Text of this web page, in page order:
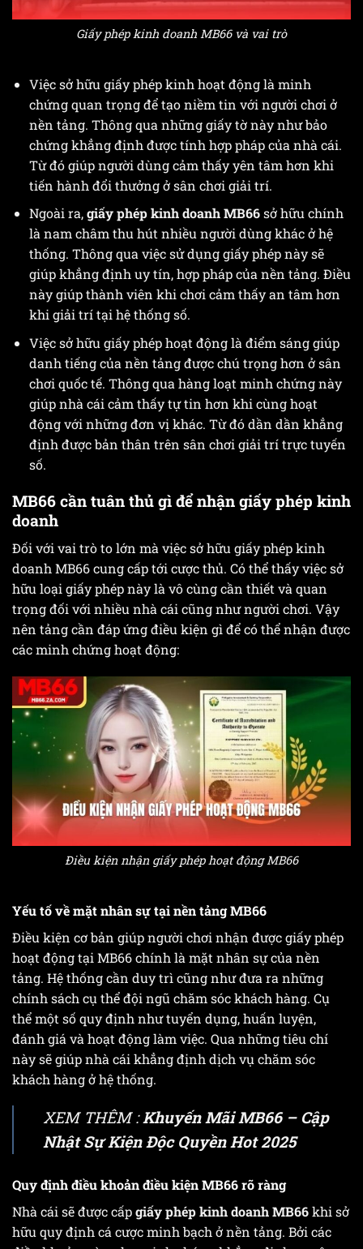
Giấy phép kinh doanh MB66 và vai trò
Việc sở hữu giấy phép kinh hoạt động là minh
chứng quan trọng để tạo niềm tin với người chơi ở
nền tảng. Thông qua những giấy tờ này như bảo
chứng khẳng định được tính hợp pháp của nhà cái.
Từ đó giúp người dùng cảm thấy yên tâm hơn khi
tiến hành đổi thưởng ở sân chơi giải trí.
Ngoài ra,giấy phép kinh doanh MB66sở hữu chính
là nam châm thu hút nhiều người dùng khác ở hệ
thống. Thông qua việc sử dụng giấy phép này sẽ
giúp khẳng định uy tín, hợp pháp của nền tảng. Điều
này giúp thành viên khi chơi cảm thấy an tâm hơn
khi giải trí tại hệ thống số.
Việc sở hữu giấy phép hoạt động là điểm sáng giúp
danh tiếng của nền tảng được chú trọng hơn ở sân
chơi quốc tế. Thông qua hàng loạt minh chứng này
giúp nhà cái cảm thấy tự tin hơn khi cùng hoạt
động với những đơn vị khác. Từ đó dần dần khẳng
định được bản thân trên sân chơi giải trí trực tuyến
số.
MB66 cần tuân thủ gì để nhận giấy phép kinh
doanh
Đối với vai trò to lớn mà việc sở hữu giấy phép kinh
doanh MB66 cung cấp tới cược thủ. Có thể thấy việc sở
hữu loại giấy phép này là vô cùng cần thiết và quan
trọng đối với nhiều nhà cái cũng như người chơi. Vậy
nên tảng cần đáp ứng điều kiện gì để có thể nhận được
các minh chứng hoạt động:
Điều kiện nhận giấy phép hoạt động MB66
Yếu tố về mặt nhân sự tại nền tảng MB66
Điều kiện cơ bản giúp người chơi nhận được giấy phép
hoạt động tại MB66 chính là mặt nhân sự của nền
tảng. Hệ thống cần duy trì cũng như đưa ra những
chính sách cụ thể đội ngũ chăm sóc khách hàng. Cụ
thể một số quy định như tuyển dụng, huấn luyện,
đánh giá và hoạt động làm việc. Qua những tiêu chí
này sẽ giúp nhà cái khẳng định dịch vụ chăm sóc
khách hàng ở hệ thống.
XEM THÊM :Khuyến Mãi MB66 – Cập
Nhật Sự Kiện Độc Quyền Hot 2025
Quy định điều khoản điều kiện MB66 rõ ràng
Nhà cái sẽ được cấpgiấy phép kinh doanh MB66khi sở
hữu quy định cá cược minh bạch ở nền tảng. Bởi các